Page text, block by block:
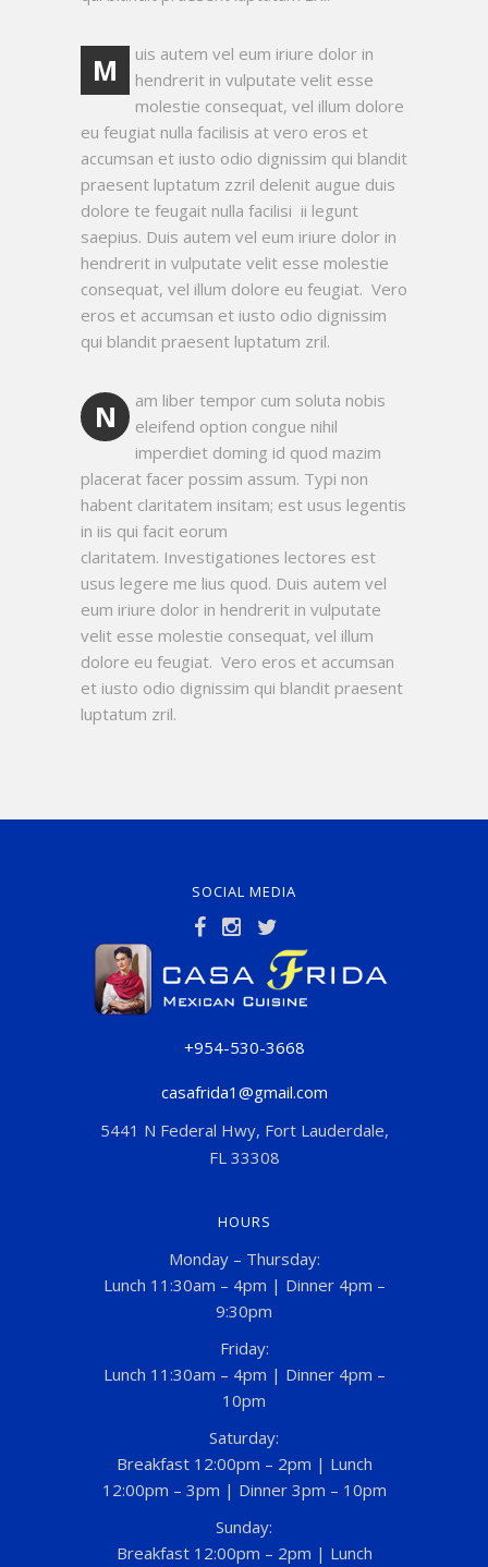
M
uis autem vel eum iriure dolor in
hendrerit in vulputate velit esse
molestie consequat, vel illum dolore
eu feugiat nulla facilisis at vero eros et
accumsan et iusto odio dignissim qui blandit
praesent luptatum zzril delenit augue duis
dolore te feugait nulla facilisi ii legunt
saepius. Duis autem vel eum iriure dolor in
hendrerit in vulputate velit esse molestie
consequat, vel illum dolore eu feugiat. Vero
eros et accumsan et iusto odio dignissim
qui blandit praesent luptatum zril.
N
am liber tempor cum soluta nobis
eleifend option congue nihil
imperdiet doming id quod mazim
placerat facer possim assum. Typi non
habent claritatem insitam; est usus legentis
in iis qui facit eorum
claritatem. Investigationes lectores est
usus legere me lius quod. Duis autem vel
eum iriure dolor in hendrerit in vulputate
velit esse molestie consequat, vel illum
dolore eu feugiat. Vero eros et accumsan
et iusto odio dignissim qui blandit praesent
luptatum zril.
SOCIAL MEDIA
+954-530-3668
casafrida1@gmail.com
5441 N Federal Hwy, Fort Lauderdale,
FL 33308
HOURS
Monday – Thursday:
Lunch 11:30am – 4pm | Dinner 4pm –
9:30pm
Friday:
Lunch 11:30am – 4pm | Dinner 4pm –
10pm
Saturday:
Breakfast 12:00pm – 2pm | Lunch
12:00pm – 3pm | Dinner 3pm – 10pm
Sunday:
Breakfast 12:00pm – 2pm | Lunch